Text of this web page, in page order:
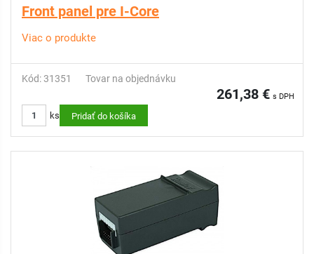
Front panel pre I-Core
Viac o produkte
Kód: 31351 Tovar na objednávku
261,38 € s DPH
ks Pridať do košíka